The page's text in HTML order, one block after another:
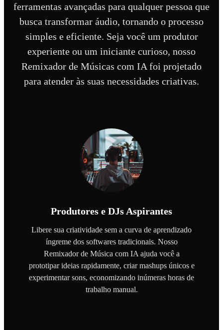
ferramentas avançadas para qualquer pessoa que
busca transformar áudio, tornando o processo
simples e eficiente. Seja você um produtor
experiente ou um iniciante curioso, nosso
Remixador de Músicas com IA foi projetado
para atender às suas necessidades criativas.
Produtores e DJs Aspirantes
Libere sua criatividade sem a curva de aprendizado
íngreme dos softwares tradicionais. Nosso
Remixador de Música com IA ajuda você a
prototipar ideias rapidamente, criar mashups únicos e
experimentar sons, economizando inúmeras horas de
trabalho manual.